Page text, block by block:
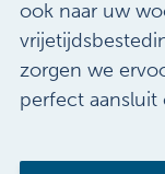
ook naar uw
zorgen we
perfect aansluit